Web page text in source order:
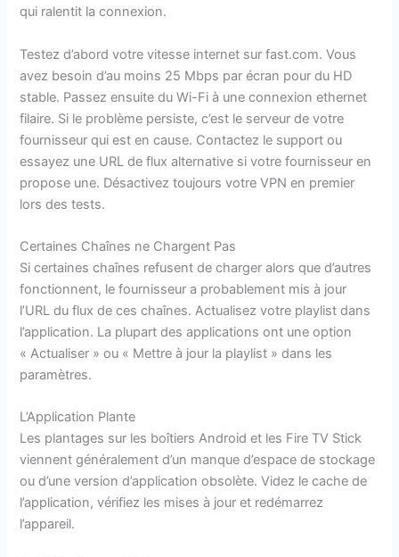
qui ralentit la connexion.
Testez d’abord votre vitesse internet sur fast.com. Vous
avez besoin d’au moins 25 Mbps par écran pour du HD
stable. Passez ensuite du Wi-Fi à une connexion ethernet
filaire. Si le problème persiste, c’est le serveur de votre
fournisseur qui est en cause. Contactez le support ou
essayez une URL de flux alternative si votre fournisseur en
propose une. Désactivez toujours votre VPN en premier
lors des tests.
Certaines Chaînes ne Chargent Pas
Si certaines chaînes refusent de charger alors que d’autres
fonctionnent, le fournisseur a probablement mis à jour
l’URL du flux de ces chaînes. Actualisez votre playlist dans
l’application. La plupart des applications ont une option
« Actualiser » ou « Mettre à jour la playlist » dans les
paramètres.
L’Application Plante
Les plantages sur les boîtiers Android et les Fire TV Stick
viennent généralement d’un manque d’espace de stockage
ou d’une version d’application obsolète. Videz le cache de
l’application, vérifiez les mises à jour et redémarrez
l’appareil.